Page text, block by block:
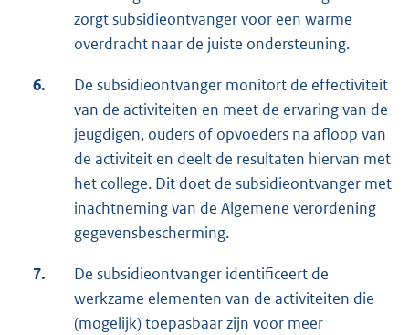
zorgt subsidieontvanger voor een warme
overdracht naar de juiste ondersteuning.
6.
De subsidieontvanger monitort de effectiviteit
van de activiteiten en meet de ervaring van de
jeugdigen, ouders of opvoeders na afloop van
de activiteit en deelt de resultaten hiervan met
het college. Dit doet de subsidieontvanger met
inachtneming van de Algemene verordening
gegevensbescherming.
7.
De subsidieontvanger identificeert de
werkzame elementen van de activiteiten die
(mogelijk) toepasbaar zijn voor meer